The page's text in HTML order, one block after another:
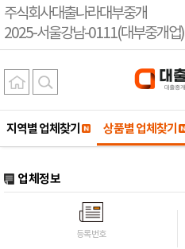
주식회사대출나라대부중개
2025-서울강남-0111(대부중개업)
지역별 업체찾기 상품별 업체찾기
업체정보
등록번호